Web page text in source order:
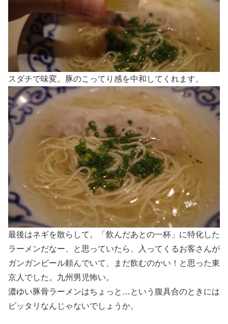
スダチで味変。豚のこってり感を中和してくれます。
最後はネギを散らして。「飲んだあとの一杯」に特化した
ラーメンだなー、と思っていたら、入ってくるお客さんが
ガンガンビール頼んでいて、まだ飲むのかい！と思った東
京人でした。九州男児怖い。
濃ゆい豚骨ラーメンはちょっと…という腹具合のときには
ピッタリなんじゃないでしょうか。